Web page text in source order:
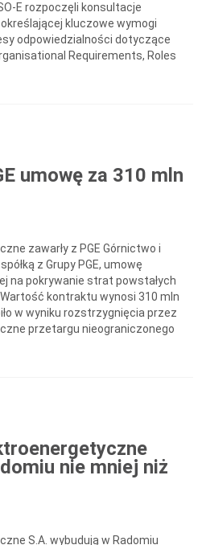
E rozpoczęli konsultacje
kluczowe wymogi
odpowiedzialności dotyczące
Requirements, Roles
umowę za 310 mln
zawarły z PGE Górnictwo i
z Grupy PGE, umowę
na pokrywanie strat powstałych
kontraktu wynosi 310 mln
w wyniku rozstrzygnięcia przez
przetargu nieograniczonego
nie mniej niż
S.A. wybudują w Radomiu